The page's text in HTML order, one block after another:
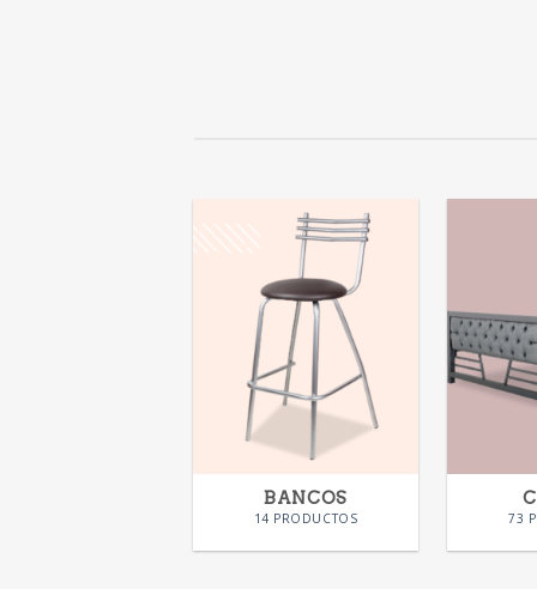
BANCOS
14 PRODUCTOS 73